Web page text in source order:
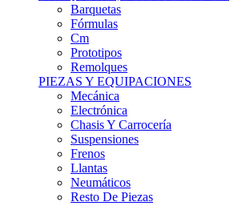
Barquetas
Fórmulas
Cm
Prototipos
Remolques
PIEZAS Y EQUIPACIONES
Mecánica
Electrónica
Chasis Y Carrocería
Suspensiones
Frenos
Llantas
Neumáticos
Resto De Piezas